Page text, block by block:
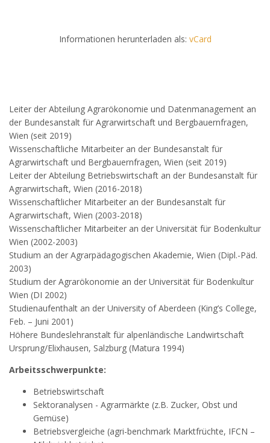
Informationen herunterladen als: vCard
Leiter der Abteilung Agrarökonomie und Datenmanagement an
der Bundesanstalt für Agrarwirtschaft und Bergbauernfragen,
Wien (seit 2019)
Wissenschaftliche Mitarbeiter an der Bundesanstalt für
Agrarwirtschaft und Bergbauernfragen, Wien (seit 2019)
Leiter der Abteilung Betriebswirtschaft an der Bundesanstalt für
Agrarwirtschaft, Wien (2016-2018)
Wissenschaftlicher Mitarbeiter an der Bundesanstalt für
Agrarwirtschaft, Wien (2003-2018)
Wissenschaftlicher Mitarbeiter an der Universität für Bodenkultur
Wien (2002-2003)
Studium an der Agrarpädagogischen Akademie, Wien (Dipl.-Päd.
2003)
Studium der Agrarökonomie an der Universität für Bodenkultur
Wien (DI 2002)
Studienaufenthalt an der University of Aberdeen (King’s College,
Feb. – Juni 2001)
Höhere Bundeslehranstalt für alpenländische Landwirtschaft
Ursprung/Elixhausen, Salzburg (Matura 1994)
Arbeitsschwerpunkte:
Betriebswirtschaft
Sektoranalysen - Agrarmärkte (z.B. Zucker, Obst und
Gemüse)
Betriebsvergleiche (agri-benchmark Marktfrüchte, IFCN –